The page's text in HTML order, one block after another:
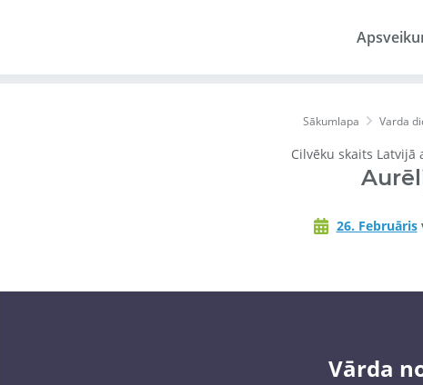
Sākumlapa Varda
Cilvēku skaits Latvijā
26. Februāris
Vārda